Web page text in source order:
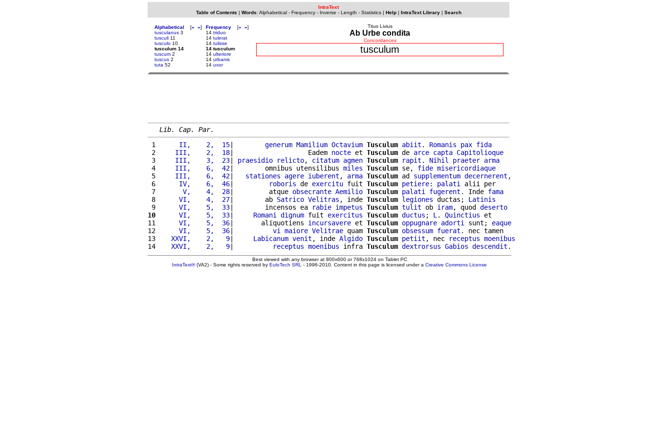
IntraText
Table of Contents | Words: Alphabetical- Frequency- Inverse - Length - Statistics| Help| IntraText Library| Search
Alphabetical [« »]
tusculanus 3
tusculi 11
tusculo 10
tusculum 14
tuscum 2
tuscus 2
tuta 52
Frequency [« »]
14 triduo
14 tulerat
14 tulisse
14 tusculum
14 ulteriore
14 urbanis
14 uxor
Titus Livius
Ab Urbe condita
Concordances
tusculum
Lib. Cap. Par.
1
     II,    2,  15
| generum Mamilium Octavium Tusculum abiit . Romanis pax fida
2
    III,    2,  18
|                   Eadem nocte et Tusculum de arce capta Capitolioque
3
    III,    3,  23
| praesidio relicto, citatum agmen Tusculum rapit . Nihil praeter arma
4
    III,    6,  42
|        omnibus utensilibus miles Tusculum se, fide misericordiaque
5
    III,    6,  42
| stationes agere iuberent , arma Tusculum ad supplementum decernerent ,
6
     IV,    6,  46
| roboris de exercitu fuit Tusculum petiere: palati
alii per
7
      V,    4,  28
|         atque obsecrante Aemilio Tusculum palati fugerent . Inde fama
8
     VI,    4,  27
|        ab Satrico Velitras , inde Tusculum legiones ductas; Latinis
9
     VI,    5,  33
|        incensos ea rabie impetus Tusculum tulit ob iram, quod deserto
10
     VI,    5,  33
| Romani dignum fuit exercitus Tusculum ductus ; L . Quinctius et
11
     VI,    5,  36
|       aliquotiens incursavere et Tusculum oppugnare adorti sunt; eaque
12
     VI,    5,  36
| vi maiore Velitrae quam Tusculum obsessum fuerat . nec tamen
13
   XXVI,    2,   9
| Labicanum venit , inde Algido Tusculum petiit , nec receptus moenibus
14
   XXVI,    2,   9
| receptus moenibus infra Tusculum dextrorsus Gabios descendit
Best viewed with any browser at 800x600 or 768x1024 on Tablet PC
IntraText®(VA2) - Some rights reserved by EuloTech SRL - 1996-2010. Content in this page is licensed under a Creative Commons License